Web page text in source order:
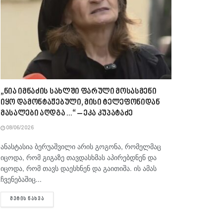
„ნია იმნაძის სახლში ფარული მოსასმენი
იყო დამონტაჟებული, მისი ტელეფონიდან
მასალები აღდგა…“ – ეკა კუპატაძე
08/06/2026
ანასტასია ბერუაშვილი არის გოგონა, რომელმაც
იცოდა, რომ გიგაზე თავდასხმას აპირებდნენ და
იცოდა, რომ თავს დაესხნენ და გაითიშა. ის ამას
ჩვენებაშიც...
ᲛᲔᲢᲘᲡ ᲜᲐᲮᲕᲐ